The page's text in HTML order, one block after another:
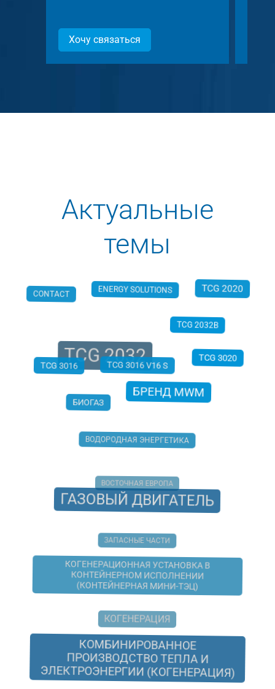
Хочу связаться
Актуальные
темы
CONTACT ENERGY SOLUTIONS
TCG 2020
TCG 2032
TCG 2032B
TCG 3016
TCG 3016 V16 S
TCG 3020
БИОГАЗ БРЕНД MWM
ВОДОРОДНАЯ ЭНЕРГЕТИКА
ВОСТОЧНАЯ ЕВРОПА
ГАЗОВЫЙ ДВИГАТЕЛЬ
ЗАПАСНЫЕ ЧАСТИ
КОГЕНЕРАЦИОННАЯ УСТАНОВКА В
КОНТЕЙНЕРНОМ ИСПОЛНЕНИИ
(КОНТЕЙНЕРНАЯ МИНИ-ТЭЦ)
КОГЕНЕРАЦИЯ
КОМБИНИРОВАННОЕ
ПРОИЗВОДСТВО ТЕПЛА И
ЭЛЕКТРОЭНЕРГИИ (КОГЕНЕРАЦИЯ)